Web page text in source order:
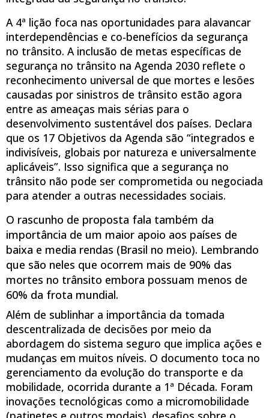
A 4ª lição foca nas oportunidades para alavancar
interdependências e co-benefícios da segurança
no trânsito. A inclusão de metas específicas de
segurança no trânsito na Agenda 2030 reflete o
reconhecimento universal de que mortes e lesões
causadas por sinistros de trânsito estão agora
entre as ameaças mais sérias para o
desenvolvimento sustentável dos países. Declara
que os 17 Objetivos da Agenda são “integrados e
indivisíveis, globais por natureza e universalmente
aplicáveis”. Isso significa que a segurança no
trânsito não pode ser comprometida ou negociada
para atender a outras necessidades sociais.
O rascunho de proposta fala também da
importância de um maior apoio aos países de
baixa e media rendas (Brasil no meio). Lembrando
que são neles que ocorrem mais de 90% das
mortes no trânsito embora possuam menos de
60% da frota mundial.
Além de sublinhar a importância da tomada
descentralizada de decisões por meio da
abordagem do sistema seguro que implica ações e
mudanças em muitos níveis. O documento toca no
gerenciamento da evolução do transporte e da
mobilidade, ocorrida durante a 1ª Década. Foram
inovações tecnológicas como a micromobilidade